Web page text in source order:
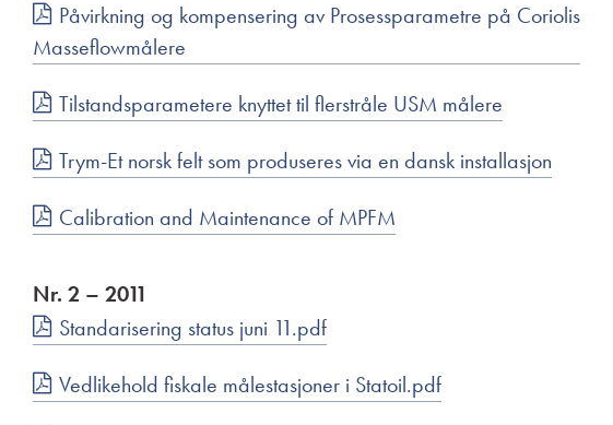
Påvirkning og kompensering av Prosessparametre på Coriolis
Masseflowmålere
Tilstandsparametere knyttet til flerstråle USM målere
Trym-Et norsk felt som produseres via en dansk installasjon
Calibration and Maintenance of MPFM
Nr. 2 – 2011
Standarisering status juni 11.pdf
Vedlikehold fiskale målestasjoner i Statoil.pdf